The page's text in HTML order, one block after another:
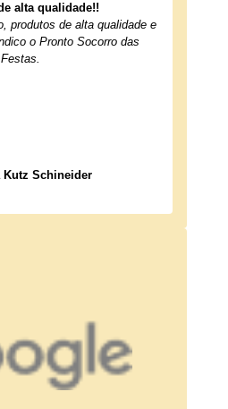
alta qualidade!!
produtos de alta qualidade e
o Pronto Socorro das
Festas.
Kutz Schineider